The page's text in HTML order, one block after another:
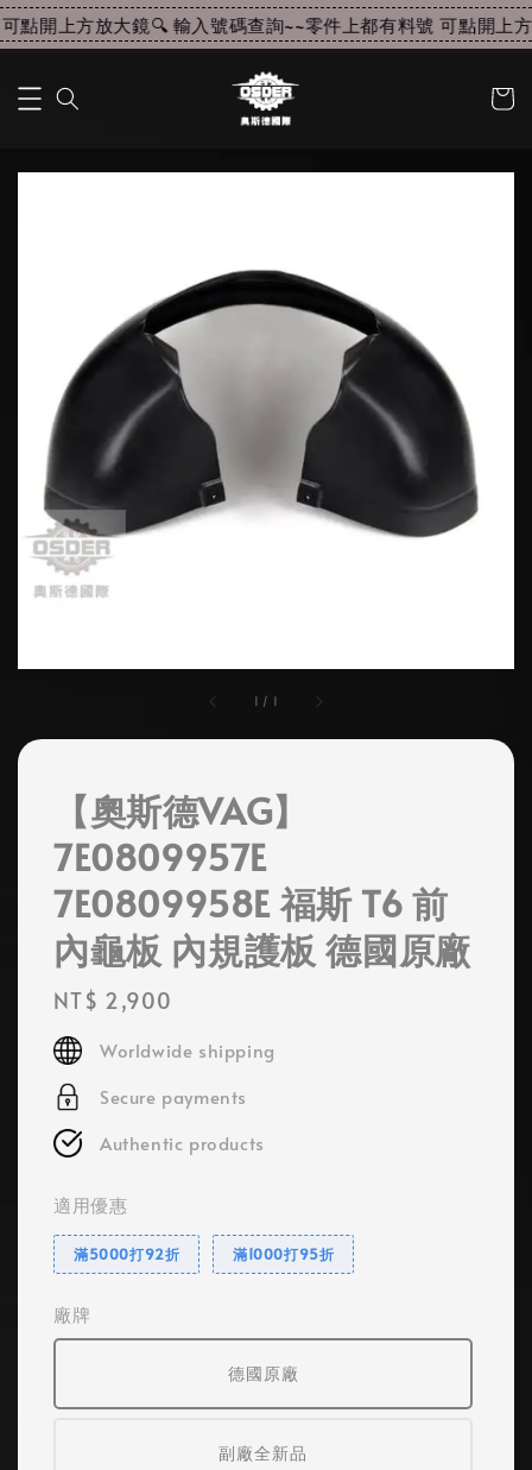
點開上方放大鏡🔍 輸入號碼查詢~~零件上都有料號 可點開上
1 / 1
【奧斯德VAG】
7E0809957E
7E0809958E 福斯 T6 前
內龜板 內規護板 德國原廠
Regular
price
NT$ 2,900
Worldwide shipping
Secure payments
Authentic products
適用優惠
滿5000打92折 滿1000打95折
廠牌
德國原廠
副廠全新品